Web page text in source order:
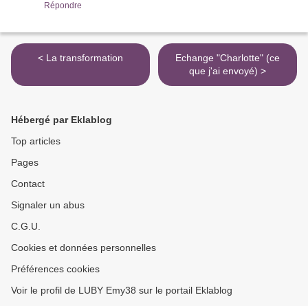
Répondre
< La transformation
Echange "Charlotte" (ce
que j'ai envoyé) >
Hébergé par Eklablog
Top articles
Pages
Contact
Signaler un abus
C.G.U.
Cookies et données personnelles
Préférences cookies
Voir le profil de LUBY Emy38 sur le portail Eklablog